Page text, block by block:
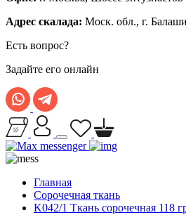
Адрес скалада: Моск. обл., г.
Есть вопрос?
Задайте его онлайн
Главная
Сорочечная ткань
K042/1 Ткань сорочечная 118